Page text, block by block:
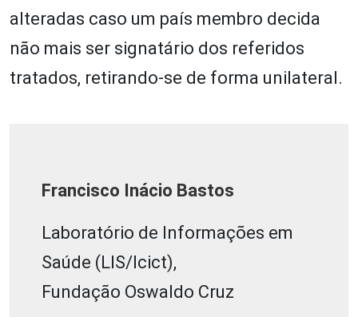
alteradas caso um país membro decida
não mais ser signatário dos referidos
tratados, retirando-se de forma unilateral.
Francisco Inácio Bastos
Laboratório de Informações em
Saúde (LIS/Icict),
Fundação Oswaldo Cruz